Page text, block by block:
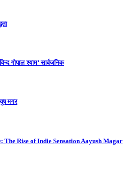
गोपाल श्याम’ सार्वजनिक
मगर
The Rise of Indie Sensation Aayush Magar